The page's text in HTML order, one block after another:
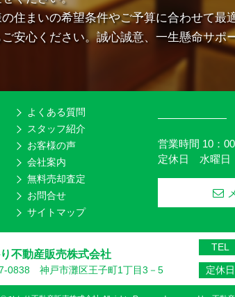
住まいの希望条件やご予算に合わせて最
安心ください。誠心誠意、一生懸命サポ
よくある質問
スタッフ紹介
お客様の声
会社案内
無料売却査定
お問合せ
サイトマップ
営業時間 10：
定休日 水曜日
不動産販売株式会社
0838 神戸市灘区王子町1丁目3－5
TEL
定休日